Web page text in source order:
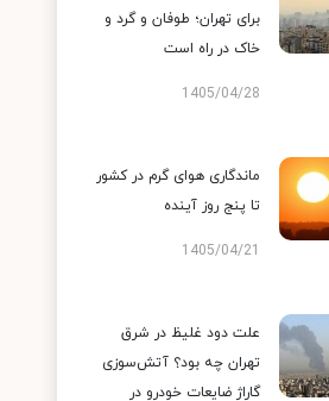
برای تهران؛ طوفان و گرد و
خاک در راه است
1405/04/28
ماندگاری هوای گرم در کشور
تا پنج روز آینده
1405/04/21
علت دود غلیظ در شرق
تهران چه بود؟ آتش‌سوزی
گاراژ ضایعات خودرو در